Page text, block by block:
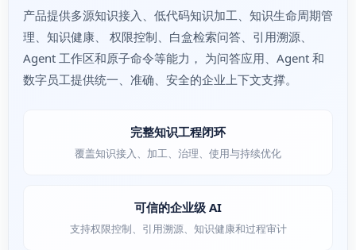
产品提供多源知识接入、低代码知识加工、知识生命周期管
理、知识健康、 权限控制、白盒检索问答、引用溯源、
Agent 工作区和原子命令等能力， 为问答应用、Agent 和
数字员工提供统一、准确、安全的企业上下文支撑。
完整知识工程闭环
覆盖知识接入、加工、治理、使用与持续优化
可信的企业级 AI
支持权限控制、引用溯源、知识健康和过程审计